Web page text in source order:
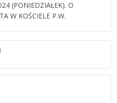
(PONIEDZIAŁEK). O
W KOŚCIELE P.W.